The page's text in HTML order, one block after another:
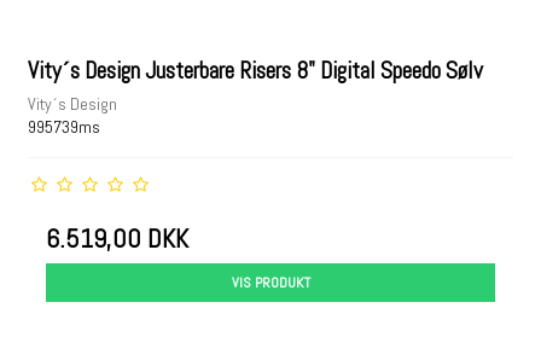
Vity´s Design Justerbare Risers 8" Digital Speedo Sølv
Vity´s Design
995739ms
6.519,00 DKK
VIS PRODUKT